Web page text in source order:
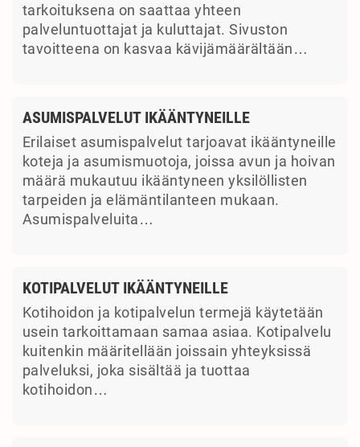
tarkoituksena on saattaa yhteen
palveluntuottajat ja kuluttajat. Sivuston
tavoitteena on kasvaa kävijämäärältään…
ASUMISPALVELUT IKÄÄNTYNEILLE
Erilaiset asumispalvelut tarjoavat ikääntyneille
koteja ja asumismuotoja, joissa avun ja hoivan
määrä mukautuu ikääntyneen yksilöllisten
tarpeiden ja elämäntilanteen mukaan.
Asumispalveluita…
KOTIPALVELUT IKÄÄNTYNEILLE
Kotihoidon ja kotipalvelun termejä käytetään
usein tarkoittamaan samaa asiaa. Kotipalvelu
kuitenkin määritellään joissain yhteyksissä
palveluksi, joka sisältää ja tuottaa
kotihoidon…